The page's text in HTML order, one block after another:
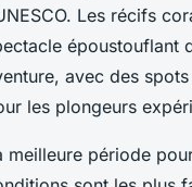
Les récifs
époustouflant
avec des
les plongeurs
meilleure période